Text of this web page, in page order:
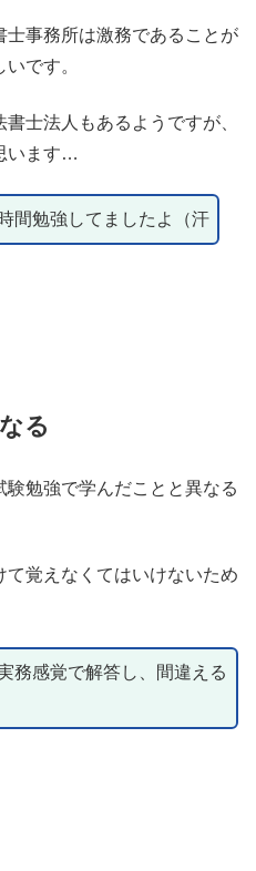
事務所は激務であることが
です。
士法人もあるようですが、
います…
間勉強してましたよ（汗
る
勉強で学んだことと異なる
覚えなくてはいけないため
務感覚で解答し、間違える